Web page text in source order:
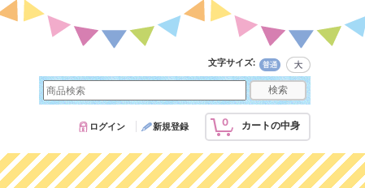
文字サイズ:
0 カートの中身
ログイン 新規登録